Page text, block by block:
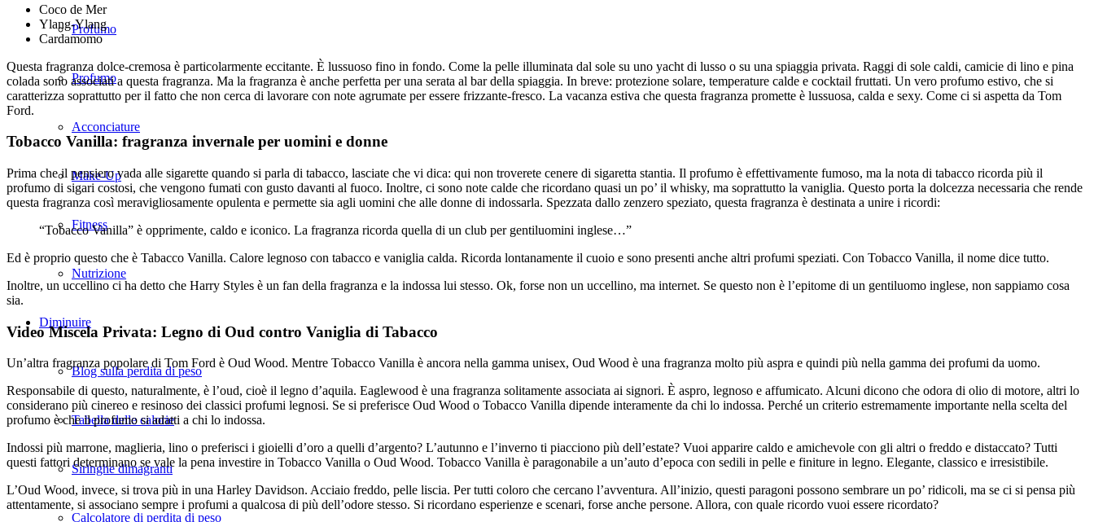
Profumo
Profumo
Acconciature
Make-Up
Fitness
Nutrizione
Diminuire
Blog sulla perdita di peso
Tabella delle calorie
Siringhe dimagranti
Calcolatore di perdita di peso
Coco de Mer
Ylang-Ylang
Cardamomo
Questa fragranza dolce-cremosa è particolarmente eccitante. È lussuoso fino in fondo. Come la pelle illuminata dal sole su uno yacht di lusso o su una spiaggia privata. Raggi di sole caldi, camicie di lino e pina
colada sono associati a questa fragranza. Ma la fragranza è anche perfetta per una serata al bar della spiaggia. In breve: protezione solare, temperature calde e cocktail fruttati. Un vero profumo estivo, che si
caratterizza soprattutto per il fatto che non cerca di lavorare con note agrumate per essere frizzante-fresco. La vacanza estiva che questa fragranza promette è lussuosa, calda e sexy. Come ci si aspetta da Tom
Ford.
Tobacco Vanilla: fragranza invernale per uomini e donne
Prima che il pensiero vada alle sigarette quando si parla di tabacco, lasciate che vi dica: qui non troverete cenere di sigaretta stantia. Il profumo è effettivamente fumoso, ma la nota di tabacco ricorda più il
profumo di sigari costosi, che vengono fumati con gusto davanti al fuoco. Inoltre, ci sono note calde che ricordano quasi un po’ il whisky, ma soprattutto la vaniglia. Questo porta la dolcezza necessaria che rende
questa fragranza così meravigliosamente opulenta e permette sia agli uomini che alle donne di indossarla. Spezzata dallo zenzero speziato, questa fragranza è destinata a unire i ricordi:
“Tobacco Vanilla” è opprimente, caldo e iconico. La fragranza ricorda quella di un club per gentiluomini inglese…”
Ed è proprio questo che è Tabacco Vanilla. Calore legnoso con tabacco e vaniglia calda. Ricorda lontanamente il cuoio e sono presenti anche altri profumi speziati. Con Tobacco Vanilla, il nome dice tutto.
Inoltre, un uccellino ci ha detto che Harry Styles è un fan della fragranza e la indossa lui stesso. Ok, forse non un uccellino, ma internet. Se questo non è l’epitome di un gentiluomo inglese, non sappiamo cosa
sia.
Video Miscela Privata: Legno di Oud contro Vaniglia di Tabacco
Un’altra fragranza popolare di Tom Ford è Oud Wood. Mentre Tobacco Vanilla è ancora nella gamma unisex, Oud Wood è una fragranza molto più aspra e quindi più nella gamma dei profumi da uomo.
Responsabile di questo, naturalmente, è l’oud, cioè il legno d’aquila. Eaglewood è una fragranza solitamente associata ai signori. È aspro, legnoso e affumicato. Alcuni dicono che odora di olio di motore, altri lo
considerano più cinereo e resinoso dei classici profumi legnosi. Se si preferisce Oud Wood o Tobacco Vanilla dipende interamente da chi lo indossa. Perché un criterio estremamente importante nella scelta del
profumo è che il profumo si adatti a chi lo indossa.
Indossi più marrone, maglieria, lino o preferisci i gioielli d’oro a quelli d’argento? L’autunno e l’inverno ti piacciono più dell’estate? Vuoi apparire caldo e amichevole con gli altri o freddo e distaccato? Tutti
questi fattori determinano se vale la pena investire in Tobacco Vanilla o Oud Wood. Tobacco Vanilla è paragonabile a un’auto d’epoca con sedili in pelle e finiture in legno. Elegante, classico e irresistibile.
L’Oud Wood, invece, si trova più in una Harley Davidson. Acciaio freddo, pelle liscia. Per tutti coloro che cercano l’avventura. All’inizio, questi paragoni possono sembrare un po’ ridicoli, ma se ci si pensa più
attentamente, si associano sempre i profumi a qualcosa di più dell’odore stesso. Si ricordano esperienze e scenari, forse anche persone. Allora, con quale ricordo vuoi essere ricordato?